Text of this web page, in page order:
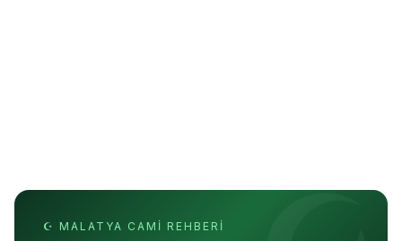
☪ MALATYA CAMI REHBERI